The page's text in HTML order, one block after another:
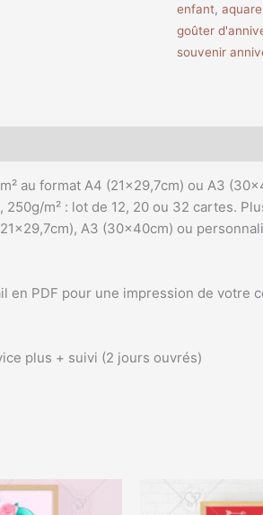
enfant,
goûter
souvenir
au format A4 (21×29,7cm) ou A3
m² : lot de 12, 20 ou 32 cartes.
A3 (30x40cm) ou
en PDF pour une impression de votre
plus + suivi (2 jours ouvrés)
de